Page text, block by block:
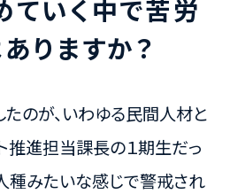
ていく中で苦労
りますか？
のが、いわゆる民間人材と
推進担当課長の１期生だっ
種みたいな感じで警戒され